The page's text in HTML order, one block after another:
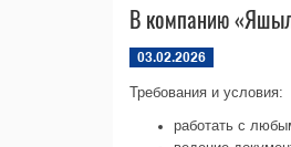
В компанию
03.02.2026
Требования и условия:
работать с